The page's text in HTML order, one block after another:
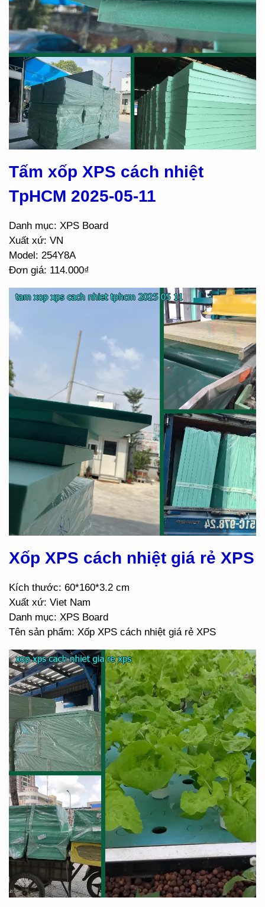
Tấm xốp XPS cách nhiệt
TpHCM 2025-05-11
Danh mục: XPS Board
Xuất xứ: VN
Model: 254Y8A
Đơn giá: 114.000₫
Xốp XPS cách nhiệt giá rẻ XPS
Kích thước: 60*160*3.2 cm
Xuất xứ: Viet Nam
Danh mục: XPS Board
Tên sản phẩm: Xốp XPS cách nhiệt giá rẻ XPS